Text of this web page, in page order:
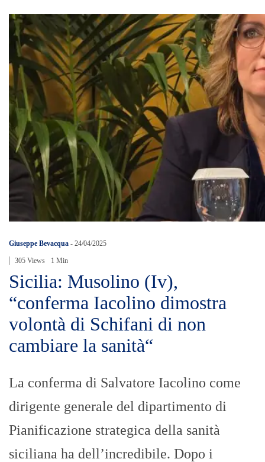
Giuseppe Bevacqua - 24/04/2025
305 Views 1 Min
Sicilia: Musolino (Iv),
“conferma Iacolino dimostra
volontà di Schifani di non
cambiare la sanità“
La conferma di Salvatore Iacolino come
dirigente generale del dipartimento di
Pianificazione strategica della sanità
siciliana ha dell’incredibile. Dopo i